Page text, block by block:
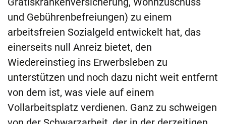
und Gebührenbefreiungen) zu einem
arbeitsfreien Sozialgeld entwickelt hat, das
einerseits null Anreiz bietet, den
Wiedereinstieg ins Erwerbsleben zu
unterstützen und noch dazu nicht weit entfernt
von dem ist, was viele auf einem
Vollarbeitsplatz verdienen. Ganz zu schweigen